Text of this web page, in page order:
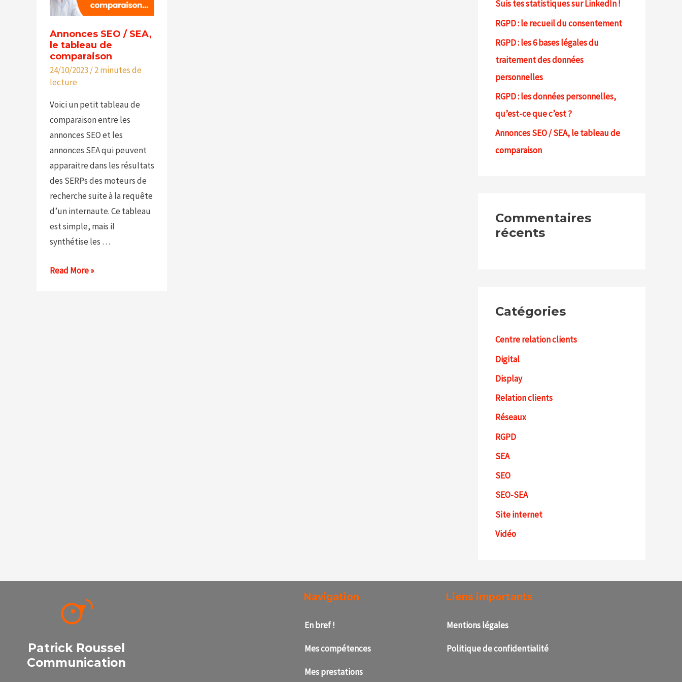
Annonces SEO / SEA,
le tableau de
comparaison
24/10/2023 /2 minutes de
lecture
Voici un petit tableau de
comparaison entre les
annonces SEO et les
annonces SEA qui peuvent
apparaitre dans les résultats
des SERPs des moteurs de
recherche suite à la requête
d’un internaute. Ce tableau
est simple, mais il
synthétise les …
SEA,
tableau
de
comparaison
Read More »
c
h
e
r
:
Suis tes statistiques sur LinkedIn !
RGPD : le recueil du consentement
RGPD : les 6 bases légales du
traitement des données
personnelles
RGPD : les données personnelles,
qu’est-ce que c’est ?
Annonces SEO / SEA, le tableau de
comparaison
Commentaires
récents
Catégories
Centre relation clients
Digital
Display
Relation clients
Réseaux
RGPD
SEA
SEO
SEO-SEA
Site internet
Vidéo
Patrick Roussel
Communication
Navigation
En bref !
Mes compétences
Mes prestations
Liens importants
Mentions légales
Politique de confidentialité